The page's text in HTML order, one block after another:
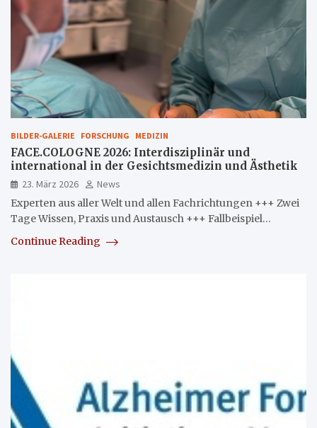
BILDER-GALERIE FORSCHUNG MEDIZIN
FACE.COLOGNE 2026: Interdisziplinär und
international in der Gesichtsmedizin und Ästhetik
23. März 2026
News
Experten aus aller Welt und allen Fachrichtungen +++ Zwei
Tage Wissen, Praxis und Austausch +++ Fallbeispiel…
Continue Reading